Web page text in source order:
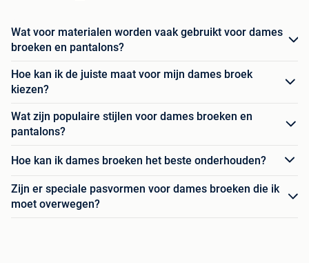
Wat voor materialen worden vaak gebruikt voor dames
broeken en pantalons?
Hoe kan ik de juiste maat voor mijn dames broek
kiezen?
Wat zijn populaire stijlen voor dames broeken en
pantalons?
Hoe kan ik dames broeken het beste onderhouden?
Zijn er speciale pasvormen voor dames broeken die ik
moet overwegen?